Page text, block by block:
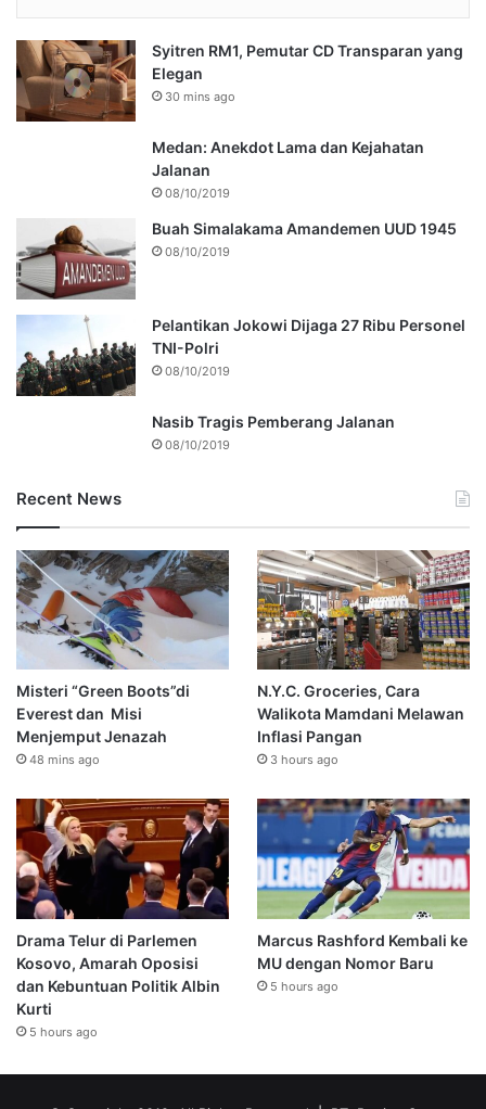
Syitren RM1, Pemutar CD Transparan yang
Elegan
30 mins ago
Medan: Anekdot Lama dan Kejahatan
Jalanan
08/10/2019
Buah Simalakama Amandemen UUD 1945
08/10/2019
Pelantikan Jokowi Dijaga 27 Ribu Personel
TNI-Polri
08/10/2019
Nasib Tragis Pemberang Jalanan
08/10/2019
Recent News
Misteri “Green Boots”di
Everest dan Misi
Menjemput Jenazah
48 mins ago
N.Y.C. Groceries, Cara
Walikota Mamdani Melawan
Inflasi Pangan
3 hours ago
Drama Telur di Parlemen
Kosovo, Amarah Oposisi
dan Kebuntuan Politik Albin
Kurti
5 hours ago
Marcus Rashford Kembali ke
MU dengan Nomor Baru
5 hours ago